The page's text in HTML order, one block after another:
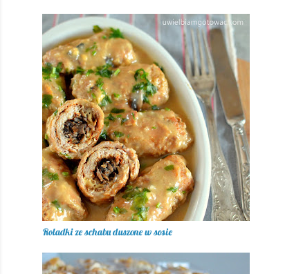
Roladki ze schabu duszone w sosie